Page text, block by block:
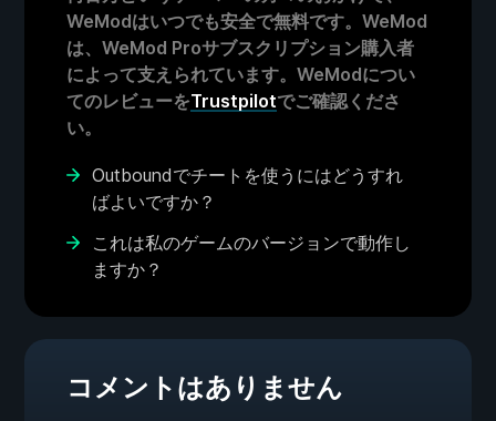
WeModはいつでも安全で無料です。WeMod
は、WeMod Proサブスクリプション購入者
によって支えられています。WeModについ
てのレビューをTrustpilotでご確認くださ
い。
Outboundでチートを使うにはどうすれ
ばよいですか？
これは私のゲームのバージョンで動作し
ますか？
コメントはありません